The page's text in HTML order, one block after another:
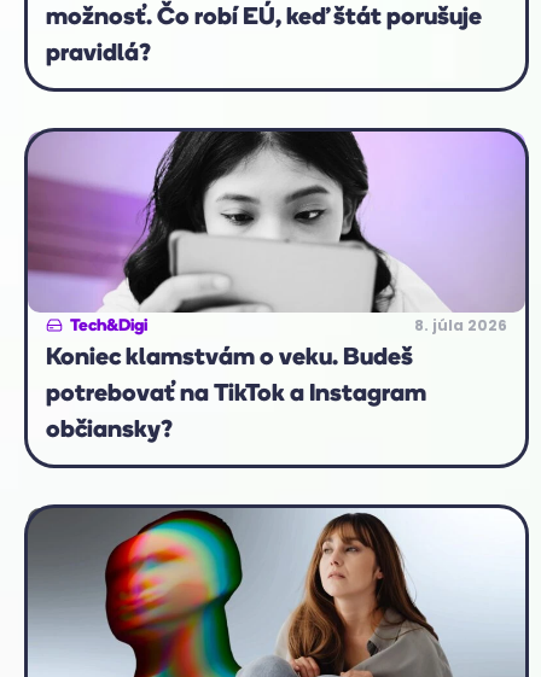
možnosť. Čo robí EÚ, keď štát porušuje
pravidlá?
Tech&Digi 8. júla 2026
Koniec klamstvám o veku. Budeš
potrebovať na TikTok a Instagram
občiansky?